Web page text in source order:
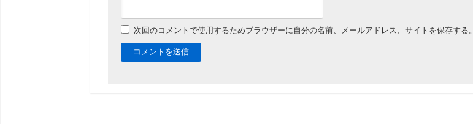
次回のコメントで使用するためブラウザーに自分の名前、メールアドレス、サイトを保存する。